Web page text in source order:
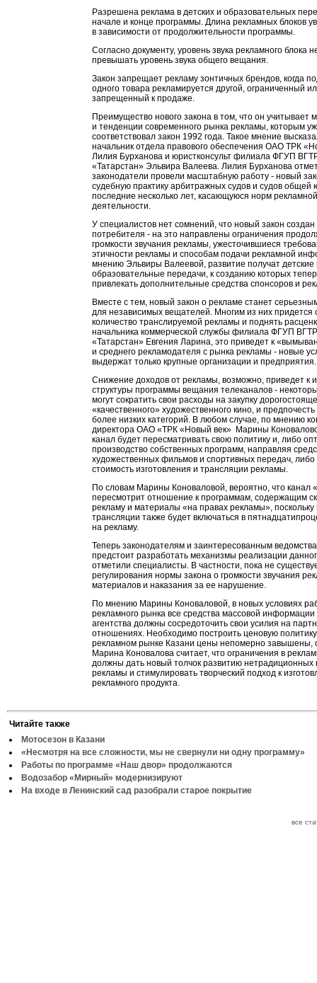
Разрешена реклама в детских и образовательных
начале и конце программы. Длина рекламных блоков
в зависимости от продолжительности программы.
Согласно документу, уровень звука рекламного блока
превышать уровень звука общего вещания.
Закон запрещает рекламу зонтичных брендов, когда
одного товара рекламируется другой, ограниченный
запрещенный к продаже.
Преимущество нового закона в том, что он учитывает
и тенденции современного рынка рекламы, которым
соответствовал закон 1992 года. Такое мнение
начальник отдела правового обеспечения ОАО ТРК
Лилия Бурханова и юристконсульт филиала ФГУП
«Татарстан» Эльвира Валеева. Лилия Бурханова
законодатели провели масштабную работу - новый
судебную практику арбитражных судов и судов общей
последние несколько лет, касающуюся норм рекламной
деятельности.
У специалистов нет сомнений, что новый закон создан
потребителя - на это направлены ограничения
громкости звучания рекламы, ужесточившиеся
этичности рекламы и способам подачи рекламной
мнению Эльвиры Валеевой, развитие получат детские
образовательные передачи, к созданию которых
привлекать дополнительные средства спонсоров и
Вместе с тем, новый закон о рекламе станет
для независимых вещателей. Многим из них придется
количество транслируемой рекламы и поднять
начальника коммерческой службы филиала ФГУП
«Татарстан» Евгения Ларина, это приведет к
и среднего рекламодателя с рынка рекламы - новые
выдержат только крупные организации и предприятия.
Снижение доходов от рекламы, возможно, приведет к
структуры программы вещания телеканалов -
могут сократить свои расходы на закупку
«качественного» художественного кино, и
более низких категорий. В любом случае, по мнению
директора ОАО «ТРК «Новый век» Марины
канал будет пересматривать свою политику и, либо
производство собственных программ, направляя
художественных фильмов и спортивных передач,
стоимость изготовления и трансляции рекламы.
По словам Марины Коноваловой, вероятно, что канал
пересмотрит отношение к программам, содержащим
рекламу и материалы «на правах рекламы», поскольку
трансляции также будет включаться в
на рекламу.
Теперь законодателям и заинтересованным
предстоит разработать механизмы реализации
отметили специалисты. В частности, пока не
регулирования нормы закона о громкости звучания
материалов и наказания за ее нарушение.
По мнению Марины Коноваловой, в новых условиях
рекламного рынка все средства массовой
агентства должны сосредоточить свои усилия на
отношениях. Необходимо построить ценовую
рекламном рынке Казани цены непомерно завышены,
Марина Коновалова считает, что ограничения в
должны дать новый толчок развитию нетрадиционных
рекламы и стимулировать творческий подход к
рекламного продукта.
Читайте также
Мотосезон в Казани
«Несмотря на все сложности, мы не свернули ни одну программу»
Работы по программе «Наш двор» продолжаются
Водозабор «Мирный» модернизируют
На входе в Ленинский сад разобрали старое покрытие
все